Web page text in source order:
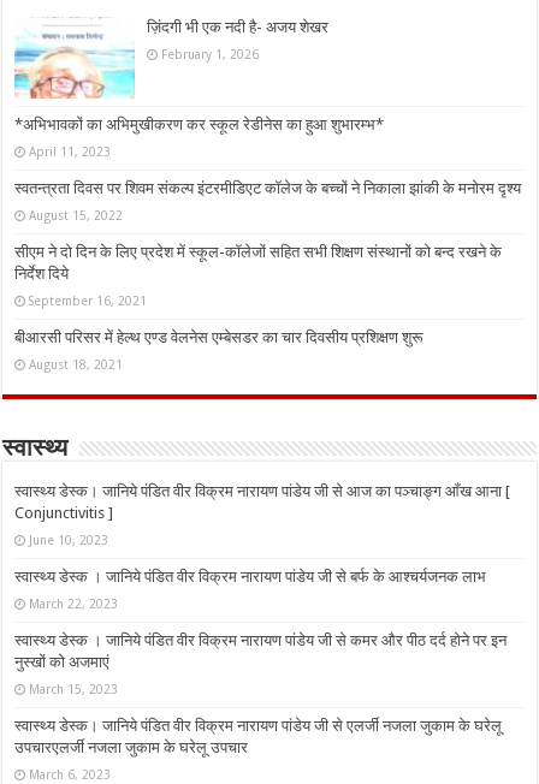
ज़िंदगी भी एक नदी है- अजय शेखर
February 1, 2026
*अभिभावकों का अभिमुखीकरण कर स्कूल रेडीनेस का हुआ शुभारम्भ*
April 11, 2023
स्वतन्त्रता दिवस पर शिवम संकल्प इंटरमीडिएट कॉलेज के बच्चों ने निकाला झांकी के मनोरम दृश्य
August 15, 2022
सीएम ने दो दिन के लिए प्रदेश में स्कूल-कॉलेजों सहित सभी शिक्षण संस्थानों को बन्द रखने के
निर्देश दिये
September 16, 2021
बीआरसी परिसर में हेल्थ एण्ड वेलनेस एम्बेसडर का चार दिवसीय प्रशिक्षण शुरू
August 18, 2021
स्वास्थ्य
स्वास्थ्य डेस्क। जानिये पंडित वीर विक्रम नारायण पांडेय जी से आज का पञ्चाङ्ग आँख आना [
Conjunctivitis ]
June 10, 2023
स्वास्थ्य डेस्क । जानिये पंडित वीर विक्रम नारायण पांडेय जी से बर्फ के आश्चर्यजनक लाभ
March 22, 2023
स्वास्थ्य डेस्क । जानिये पंडित वीर विक्रम नारायण पांडेय जी से कमर और पीठ दर्द होने पर इन
नुस्‍खों को अजमाएं
March 15, 2023
स्वास्थ्य डेस्क। जानिये पंडित वीर विक्रम नारायण पांडेय जी से एलर्जी नजला जुकाम के घरेलू
उपचारएलर्जी नजला जुकाम के घरेलू उपचार
March 6, 2023